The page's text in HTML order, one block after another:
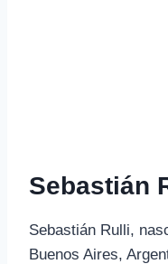
Sebastián
Sebastián Rulli,
Buenos Aires,